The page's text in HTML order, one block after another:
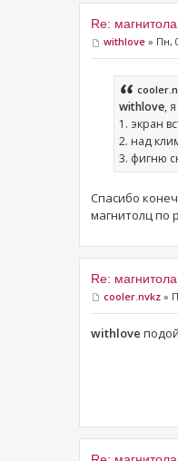
Re: магнитола
withlove » Пн,
withlove,
1. экран
2. над
3. фигню
Спасибо
магнитолц по
Re: магнитола
cooler.nvkz »
withlove